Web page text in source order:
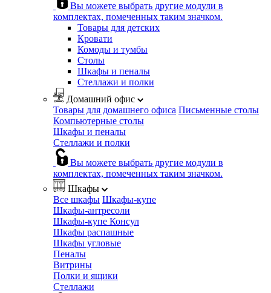
Вы можете выбрать другие модули в
комплектах, помеченных таким значком.
Товары для детских
Кровати
Комоды и тумбы
Столы
Шкафы и пеналы
Стеллажи и полки
Домашний офис
Товары для домашнего офиса Письменные столы
Компьютерные столы
Шкафы и пеналы
Стеллажи и полки
Вы можете выбрать другие модули в
комплектах, помеченных таким значком.
Шкафы
Все шкафы Шкафы-купе
Шкафы-антресоли
Шкафы-купе Консул
Шкафы распашные
Шкафы угловые
Пеналы
Витрины
Полки и ящики
Стеллажи